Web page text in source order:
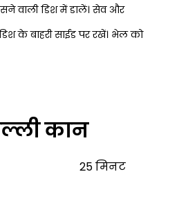
वाली डिश में डालें। सेव और
के बाहरी साईड पर रखें। भेल को
कान
25 मिनट